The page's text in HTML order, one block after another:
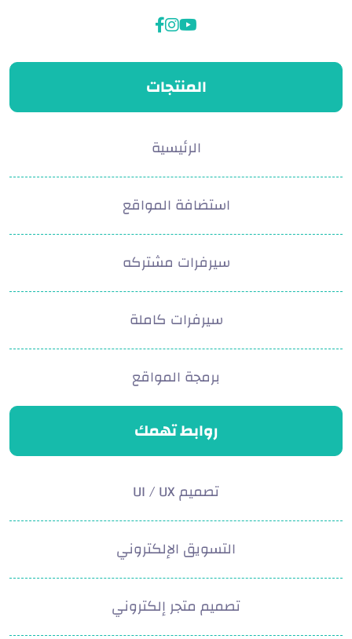
instagram
youtube
المنتجات
الرئيسية
استضافة المواقع
سيرفرات مشتركه
سيرفرات كاملة
برمجة المواقع
روابط تهمك
تصميم UI / UX
التسويق الإلكتروني
تصميم متجر إلكتروني